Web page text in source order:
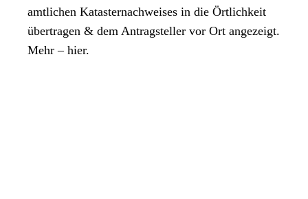
amtlichen Katasternachweises in die Örtlichkeit
übertragen & dem Antragsteller vor Ort angezeigt.
Mehr – hier.